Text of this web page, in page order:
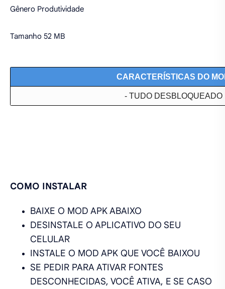
Gênero Produtividade
Tamanho 52 MB
CARACTERÍSTICAS DO
- TUDO DESBLOQUEADO
COMO INSTALAR
BAIXE O MOD APK ABAIXO
DESINSTALE O APLICATIVO DO SEU
CELULAR
INSTALE O MOD APK QUE VOCÊ BAIXOU
SE PEDIR PARA ATIVAR FONTES
DESCONHECIDAS, VOCÊ ATIVA, E SE CASO